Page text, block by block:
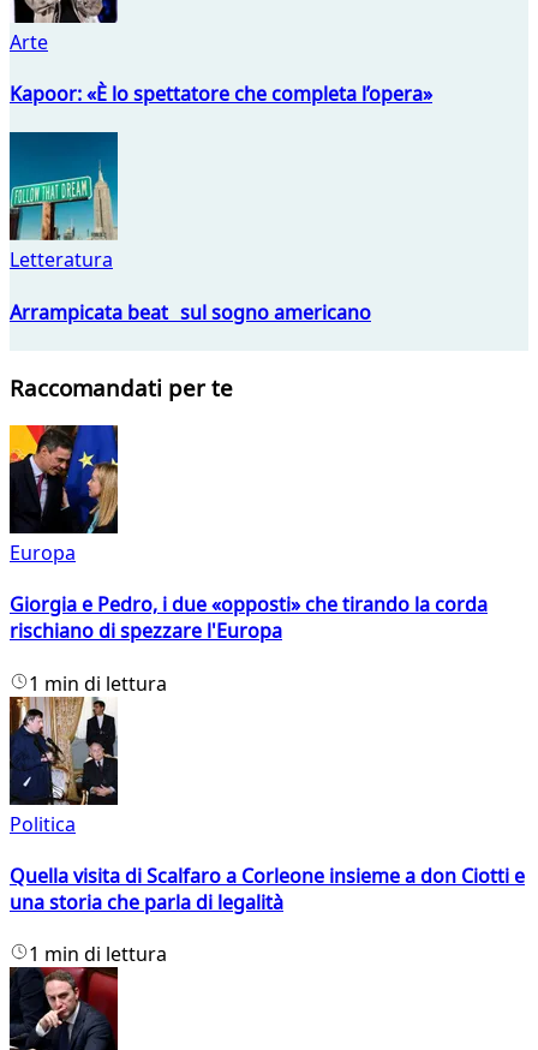
Arte
Kapoor: «È lo spettatore che completa l’opera»
Letteratura
Arrampicata beat sul sogno americano
Raccomandati per te
Europa
Giorgia e Pedro, i due «opposti» che tirando la corda
rischiano di spezzare l'Europa
1 min di lettura
Politica
Quella visita di Scalfaro a Corleone insieme a don Ciotti e
una storia che parla di legalità
1 min di lettura